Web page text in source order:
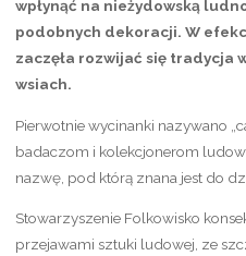
wpłynąć na nieżydowską
podobnych dekoracji. W
zaczęła rozwijać się tradycja
wsiach.
Pierwotnie wycinanki nazywano
badaczom i kolekcjonerom
nazwę, pod którą znana jest do
Stowarzyszenie Folkowisko
przejawami sztuki ludowej, ze